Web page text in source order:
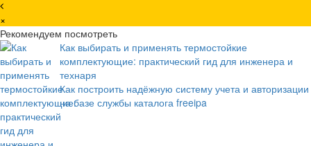
×
Рекомендуем посмотреть
Как выбирать и применять термостойкие
комплектующие: практический гид для инженера и
технаря
Как построить надёжную систему учета и авторизации
на базе службы каталога freeipa